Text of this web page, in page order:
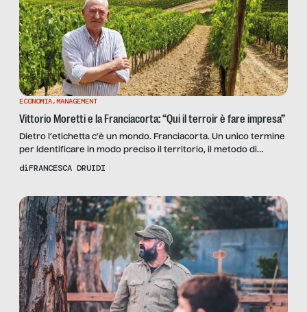
ECONOMIA,MANAGEMENT
Vittorio Moretti e la Franciacorta: “Qui il terroir è fare impresa”
Dietro l’etichetta c’è un mondo. Franciacorta. Un unico termine
per identificare in modo preciso il territorio, il metodo di
produzione e il vino. Le “guerre”, le comparazioni con
questo territorio nel cuore della Lombardia, affacciato sulle
sponde del […]
diFRANCESCA DRUIDI